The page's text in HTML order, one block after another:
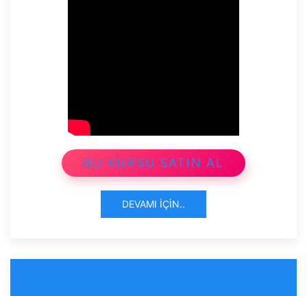
BU KURSU SATIN AL
DEVAMI İÇIN..